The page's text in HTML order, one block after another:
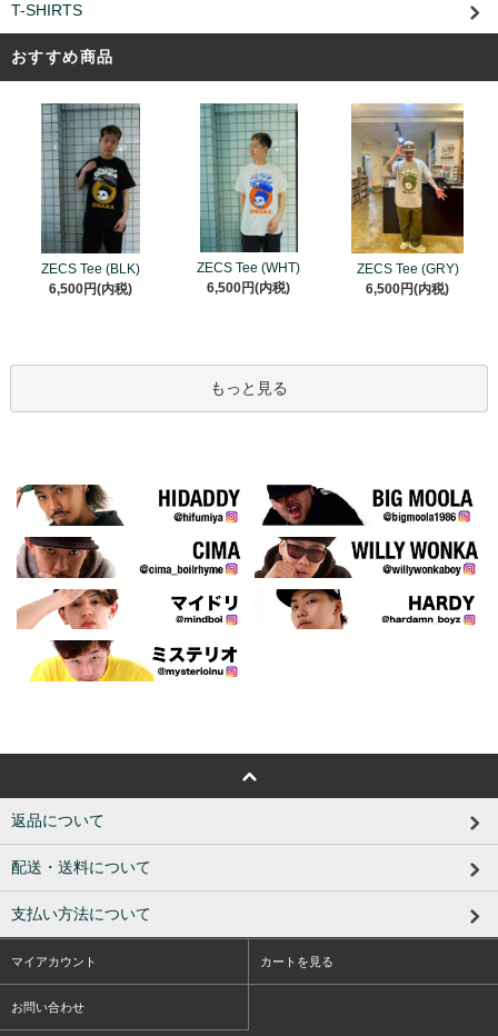
T-SHIRTS
おすすめ商品
ZECS Tee (BLK)
6,500円(内税)
ZECS Tee (WHT)
6,500円(内税)
ZECS Tee (GRY)
6,500円(内税)
もっと見る
返品について
配送・送料について
支払い方法について
マイアカウント カートを見る
お問い合わせ